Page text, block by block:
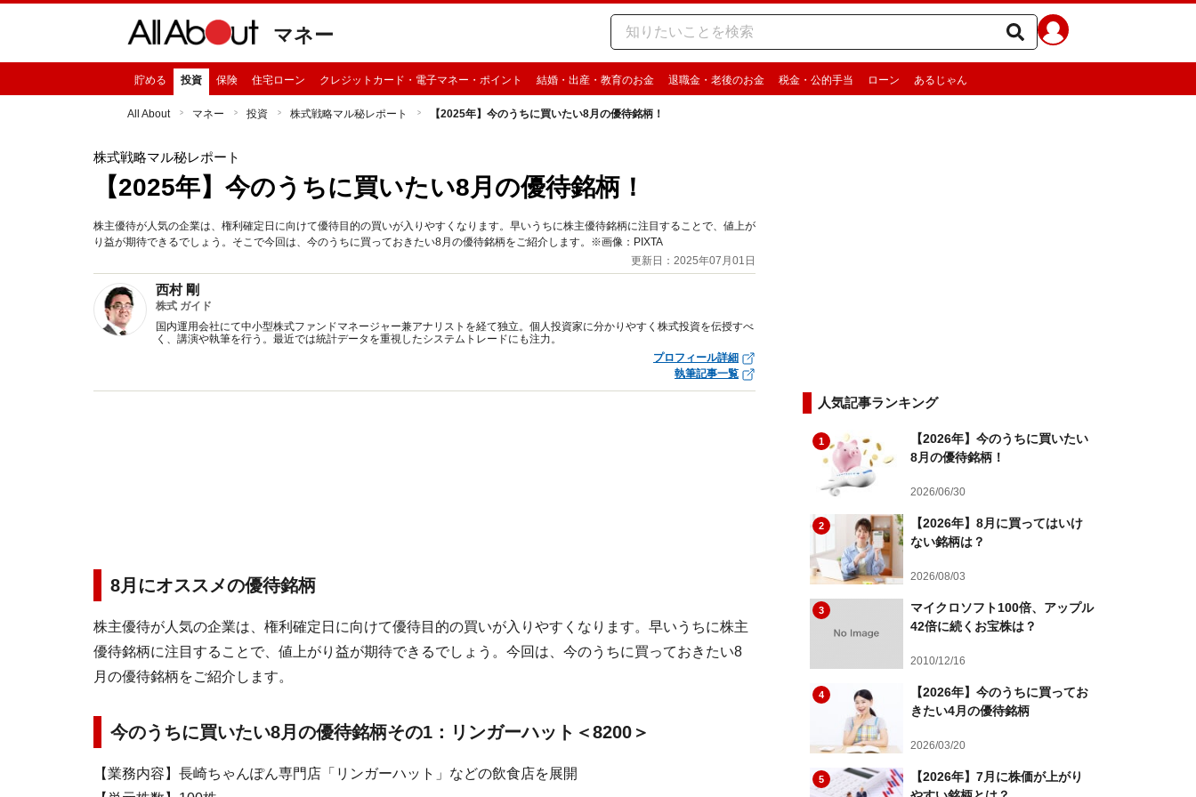
マネー
貯める 投資 保険 住宅ローン クレジットカード・電子マネー・ポイント 結婚・出産・教育のお金 退職金・老後のお金 税金・公的手当 ローン あるじゃん
All About マネー 投資 株式戦略マル秘レポート 【2025年】今のうちに買いたい8月の優待銘柄！
株式戦略マル秘レポート
【2025年】今のうちに買いたい8月の優待銘柄！
株主優待が人気の企業は、権利確定日に向けて優待目的の買いが入りやすくなります。早いうちに株主優待銘柄に注目することで、値上が
り益が期待できるでしょう。そこで今回は、今のうちに買っておきたい8月の優待銘柄をご紹介します。※画像：PIXTA
更新日：2025年07月01日
西村 剛
株式 ガイド
国内運用会社にて中小型株式ファンドマネージャー兼アナリストを経て独立。個人投資家に分かりやすく株式投資を伝授すべ
く、講演や執筆を行う。最近では統計データを重視したシステムトレードにも注力。
プロフィール詳細
執筆記事一覧
8月にオススメの優待銘柄
株主優待が人気の企業は、権利確定日に向けて優待目的の買いが入りやすくなります。早いうちに株主
優待銘柄に注目することで、値上がり益が期待できるでしょう。今回は、今のうちに買っておきたい8
月の優待銘柄をご紹介します。
今のうちに買いたい8月の優待銘柄その1：リンガーハット＜8200＞
【業務内容】長崎ちゃんぽん専門店「リンガーハット」などの飲食店を展開
人気記事ランキング
1
【2026年】今のうちに買いたい
8月の優待銘柄！
2026/06/30
2
【2026年】8月に買ってはいけ
ない銘柄は？
2026/08/03
3
マイクロソフト100倍、アップル
42倍に続くお宝株は？
2010/12/16
4
【2026年】今のうちに買ってお
きたい4月の優待銘柄
2026/03/20
5
【2026年】7月に株価が上がり